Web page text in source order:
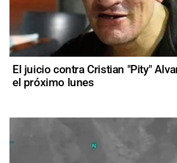
El juicio contra Cristian "Pity"
el próximo lunes